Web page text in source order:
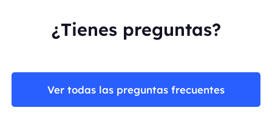
¿Tienes preguntas?
Ver todas las preguntas frecuentes